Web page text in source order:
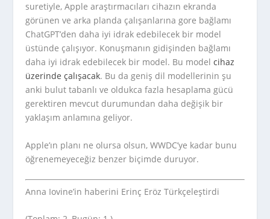
suretiyle, Apple araştırmacıları cihazın ekranda
görünen ve arka planda çalışanlarına gore bağlamı
ChatGPT’den daha iyi idrak edebilecek bir model
üstünde çalışıyor. Konuşmanın gidişinden bağlamı
daha iyi idrak edebilecek bir model. Bu modelcihaz
üzerinde çalışacak. Bu da geniş dil modellerinin şu
anki bulut tabanlı ve oldukca fazla hesaplama gücü
gerektiren mevcut durumundan daha değişik bir
yaklaşım anlamına geliyor.
Apple’ın planı ne olursa olsun, WWDC’ye kadar bunu
öğrenemeyeceğiz benzer biçimde duruyor.
Anna Iovine’in haberini Erinç Eröz Türkçeleştirdi